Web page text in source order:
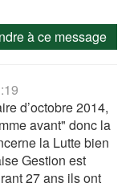
à ce message
d’octobre 2014,
avant" donc la
la Lutte bien
Gestion est
27 ans ils ont